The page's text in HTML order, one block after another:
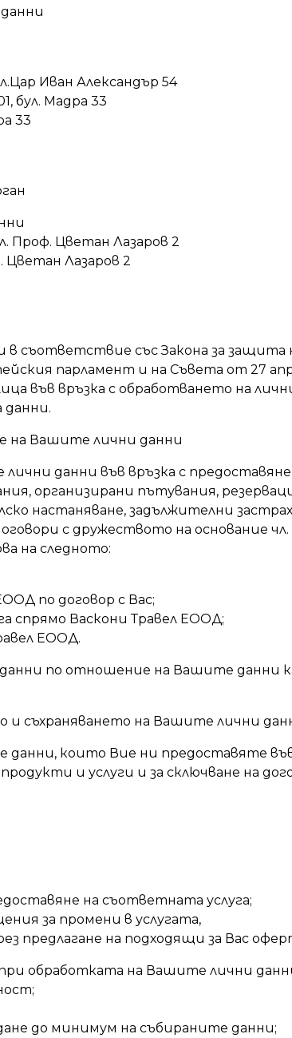
Иван Александър 54
бул. Мадра 33
33
Проф. Цветан Лазаров 2
Цветан Лазаров 2
съответствие със Закона за защита
парламент и на Съвета от 27
във връзка с обработването на
данни.
на Вашите лични данни
данни във връзка с
организирани пътувания,
настаняване, задължителни
с дружеството на основание чл.
на следното:
по договор с Вас;
спрямо Васкони Травел ЕООД;
ЕООД.
по отношение на Вашите данни
съхраняването на Вашите лични
данни, които Вие ни предоставяте
и услуги и за сключване на
на съответната услуга;
за промени в услугата,
предлагане на подходящи за Вас
обработката на Вашите лични
до минимум на събираните данни;